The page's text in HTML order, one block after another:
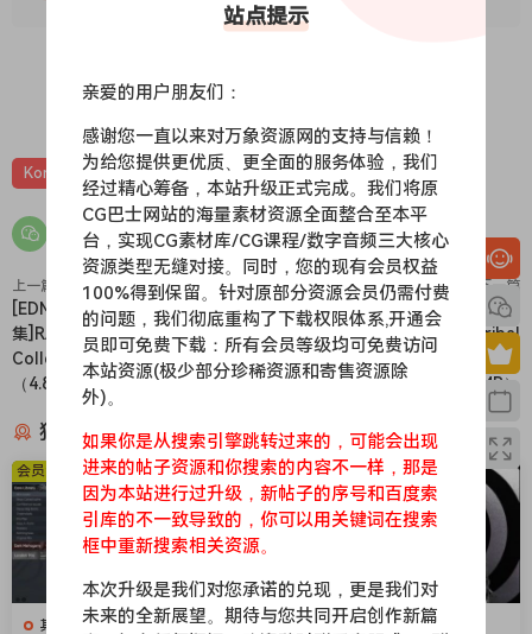
0
Kontakt 影视配乐 打击乐 音源
上一篇
[EDM多风格人声采样包合
集]RAGGED Vocal Pack
Collection 2024 [WAV]
（4.89GB+）
下一篇
[波斯风格民族流行陷阱采样]DA
Production Universal Tribal
Vol.4 N.F.T Sounds [WAV]
（797MB）
猜你喜欢
其他
会员免费
其他
会员免费
站点提示
亲爱的用户朋友们：
感谢您一直以来对万象资源网的支持与信赖！
为给您提供更优质、更全面的服务体验，我们
经过精心筹备，本站升级正式完成。我们将原
CG巴士网站的海量素材资源全面整合至本平
台，实现CG素材库/CG课程/数字音频三大核心
资源类型无缝对接。同时，您的现有会员权益
100%得到保留。针对原部分资源会员仍需付费
的问题，我们彻底重构了下载权限体系,开通会
员即可免费下载：所有会员等级均可免费访问
本站资源(极少部分珍稀资源和寄售资源除
外)。
如果你是从搜索引擎跳转过来的，可能会出现
进来的帖子资源和你搜索的内容不一样，那是
因为本站进行过升级，新帖子的序号和百度索
引库的不一致导致的，你可以用关键词在搜索
框中重新搜索相关资源。
本次升级是我们对您承诺的兑现，更是我们对
未来的全新展望。期待与您共同开启创作新篇